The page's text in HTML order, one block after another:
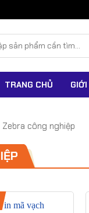
TRANG CHỦ
Zebra công nghiệp